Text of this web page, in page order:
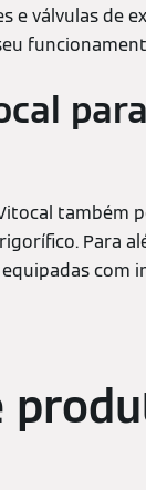
e válvulas de
para
também
Para
com